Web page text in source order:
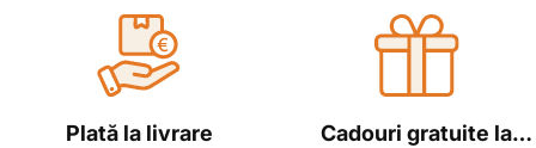
Plată la livrare
Cadouri gratuite la